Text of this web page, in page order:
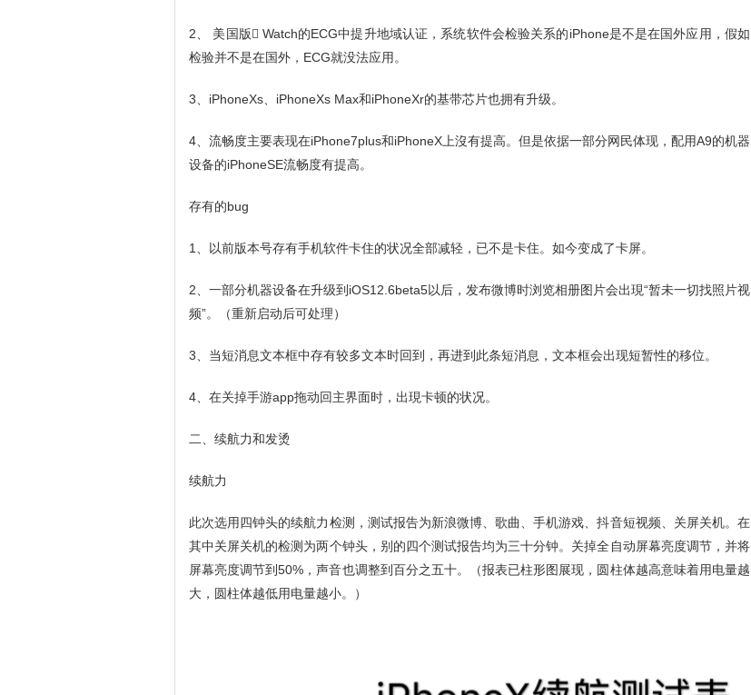
2、 美国版 Watch的ECG中提升地域认证，系统软件会检验关系的iPhone是不是在国外应用，假如
检验并不是在国外，ECG就没法应用。
3、iPhoneXs、iPhoneXs Max和iPhoneXr的基带芯片也拥有升级。
4、流畅度主要表现在iPhone7plus和iPhoneX上沒有提高。但是依据一部分网民体现，配用A9的机器
设备的iPhoneSE流畅度有提高。
存有的bug
1、以前版本号存有手机软件卡住的状况全部减轻，已不是卡住。如今变成了卡屏。
2、一部分机器设备在升级到iOS12.6beta5以后，发布微博时浏览相册图片会出現“暂未一切找照片视
频”。（重新启动后可处理）
3、当短消息文本框中存有较多文本时回到，再进到此条短消息，文本框会出现短暂性的移位。
4、在关掉手游app拖动回主界面时，出現卡顿的状况。
二、续航力和发烫
续航力
此次选用四钟头的续航力检测，测试报告为新浪微博、歌曲、手机游戏、抖音短视频、关屏关机。在
其中关屏关机的检测为两个钟头，别的四个测试报告均为三十分钟。关掉全自动屏幕亮度调节，并将
屏幕亮度调节到50%，声音也调整到百分之五十。（报表已柱形图展现，圆柱体越高意味着用电量越
大，圆柱体越低用电量越小。）